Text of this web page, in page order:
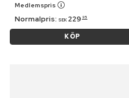
Medlemspris
Normalpris: SEK 229 95
KÖP